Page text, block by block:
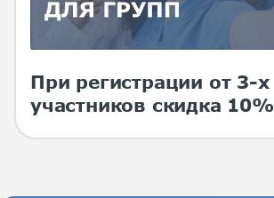
При регистрации от 3-х
участников скидка 10%